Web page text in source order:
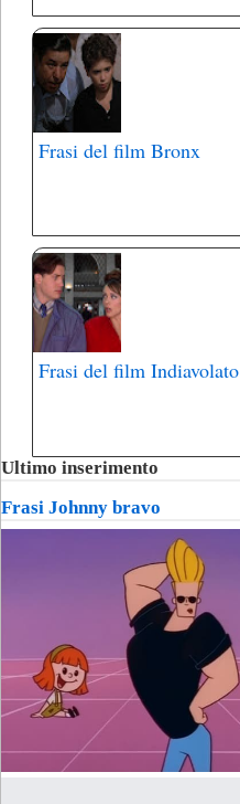
Frasi del film Bronx
Frasi del film Indiavolato
Ultimo inserimento
Frasi Johnny bravo